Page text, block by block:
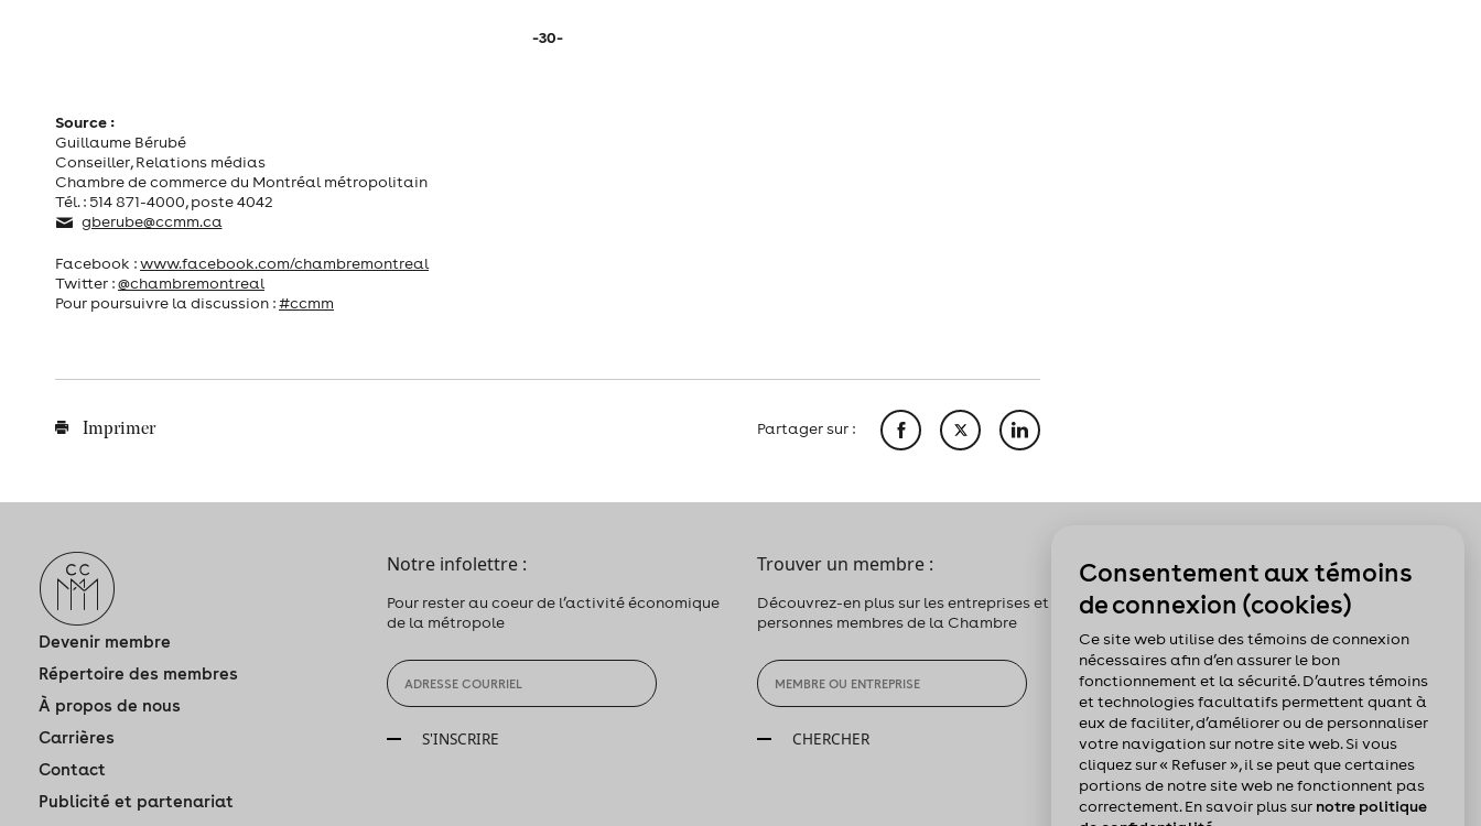
-30-
Source :
Guillaume Bérubé
Conseiller, Relations médias
Chambre de commerce du Montréal métropolitain
Tél. : 514 871-4000, poste 4042
gberube@ccmm.ca
Facebook :www.facebook.com/chambremontreal
Twitter :@chambremontreal
Pour poursuivre la discussion :#ccmm
Imprimer Partager sur :
Devenir membre
Répertoire des membres
À propos de nous
Carrières
Contact
Publicité et partenariat
Notre infolettre :
Pour rester au coeur de l’activité économique
de la métropole
S'INSCRIRE
Trouver un membre :
Découvrez-en plus sur les entreprises et les
personnes membres de la Chambre
CHERCHER
Pour nous suivre :
Consentement aux témoins
de connexion (cookies)
Ce site web utilise des témoins de connexion
nécessaires afin d’en assurer le bon
fonctionnement et la sécurité. D’autres témoins
et technologies facultatifs permettent quant à
eux de faciliter, d’améliorer ou de personnaliser
votre navigation sur notre site web. Si vous
cliquez sur « Refuser », il se peut que certaines
portions de notre site web ne fonctionnent pas
correctement. En savoir plus sur notre politique